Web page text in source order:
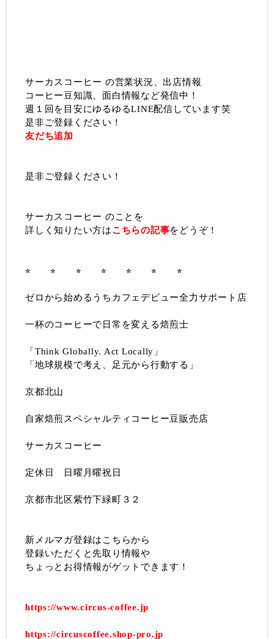
サーカスコーヒー の営業状況、出店情報
コーヒー豆知識、面白情報など発信中！
週１回を目安にゆるゆるLINE配信しています笑
是非ご登録ください！
友だち追加
是非ご登録ください！
サーカスコーヒー のことを
詳しく知りたい方はこちらの記事をどうぞ！
⭐︎ ⭐︎ ⭐︎ ⭐︎ ⭐︎ ⭐︎ ⭐︎
ゼロから始めるうちカフェデビュー全力サポート店
一杯のコーヒーで日常を変える焙煎士
「Think Globally. Act Locally」
「地球規模で考え、足元から行動する」
京都北山
自家焙煎スペシャルティコーヒー豆販売店
サーカスコーヒー
定休日 日曜月曜祝日
京都市北区紫竹下緑町３２
新メルマガ登録はこちらから
登録いただくと先取り情報や
ちょっとお得情報がゲットできます！
https://www.circus-coffee.jp
https://circuscoffee.shop-pro.jp